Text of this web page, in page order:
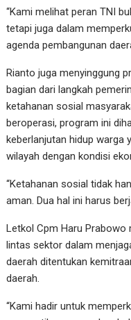
“Kami melihat peran TNI
tetapi juga dalam
agenda pembangunan
Rianto juga menyinggung
bagian dari langkah
ketahanan sosial
beroperasi, program ini
keberlanjutan hidup warga
wilayah dengan kondisi
“Ketahanan sosial tidak
aman. Dua hal ini harus
Letkol Cpm Haru Prabowo
lintas sektor dalam
daerah ditentukan
daerah.
“Kami hadir untuk